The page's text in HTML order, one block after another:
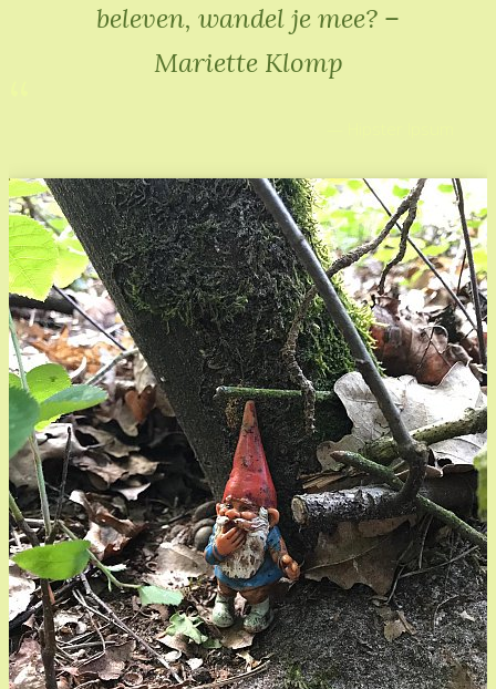
beleven, wandel je mee? –
Mariette Klomp